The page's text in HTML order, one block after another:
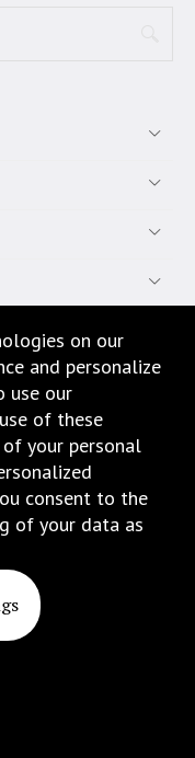
on our
and personalize
use our
of these
your personal
consent to the
of your data as